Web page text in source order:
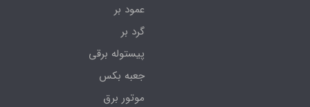
عمود بر
گرد بر
پیستوله برقی
جعبه بکس
موتور برق